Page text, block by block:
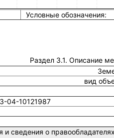
Условные обозначения:
Раздел 3.1. Описание
вид
04-10121987
и сведения о